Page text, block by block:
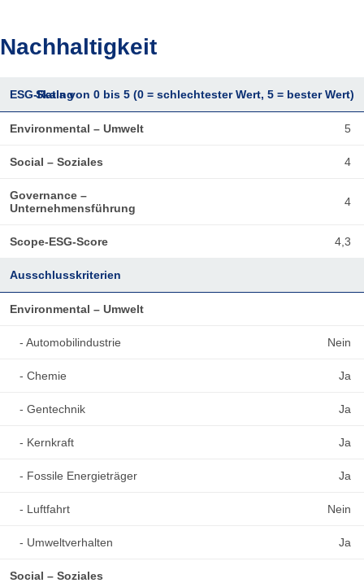
Nachhaltigkeit
ESG-Rating
Skala von 0 bis 5 (0 = schlechtester Wert, 5 = bester Wert)
Environmental – Umwelt 5
Social – Soziales 4
Governance –
Unternehmensführung
4
Scope-ESG-Score 4,3
Ausschlusskriterien
Environmental – Umwelt
- Automobilindustrie Nein
- Chemie Ja
- Gentechnik Ja
- Kernkraft Ja
- Fossile Energieträger Ja
- Luftfahrt Nein
- Umweltverhalten Ja
Social – Soziales